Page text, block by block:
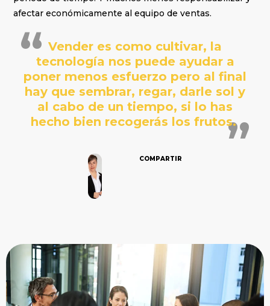
COMPARTIR
afectar económicamente al equipo de ventas.
Vender es como cultivar, la
tecnología nos puede ayudar a
poner menos esfuerzo pero al final
hay que sembrar, regar, darle sol y
al cabo de un tiempo, si lo has
hecho bien recogerás los frutos.